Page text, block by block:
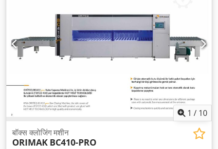
1 / 10
बॉक्स क्लोजिंग मशीन
ORIMAK BC410-PRO